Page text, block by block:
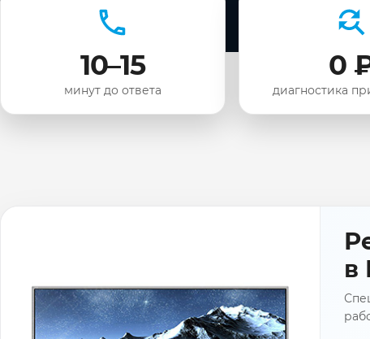
10–15
минут до ответа
0
диагностика
в